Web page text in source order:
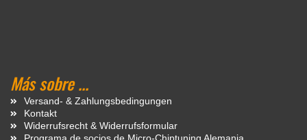
Más sobre ...
Versand- & Zahlungsbedingungen
Kontakt
Widerrufsrecht & Widerrufsformular
Programa de socios de Micro-Chiptuning Alemania